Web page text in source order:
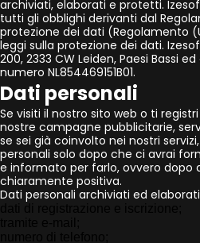
archiviati, elaborati e protetti.
tutti gli obblighi derivanti dal
protezione dei dati (Regolamento
leggi sulla protezione dei dati.
200, 2333 CW Leiden, Paesi Bassi
numero NL854469151B01.
Dati personali
Se visiti il ​​nostro sito web o ti
nostre campagne pubblicitarie,
se sei già coinvolto nei nostri
personali solo dopo che ci avrai
e informato per farlo, ovvero dopo
chiaramente positiva.
Dati personali archiviati ed